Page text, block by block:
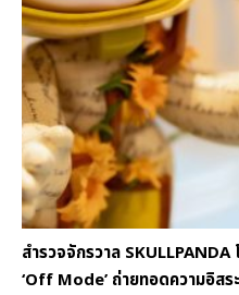
สำรวจจักรวาล
‘Off Mode’ ถ่ายทอดความอิสร